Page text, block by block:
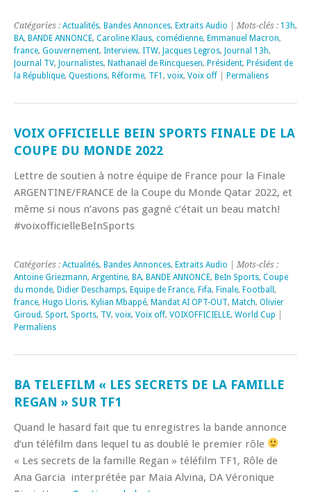
Catégories : Actualités, Bandes Annonces, Extraits Audio | Mots-clés : 13h,
BA, BANDE ANNONCE, Caroline Klaus, comédienne, Emmanuel Macron,
france, Gouvernement, Interview, ITW, Jacques Legros, Journal 13h,
Journal TV, Journalistes, Nathanaël de Rincquesen, Président, Président de
la République, Questions, Réforme, TF1 , voix, Voix off Permaliens
VOIX OFFICIELLE BEIN SPORTS FINALE DE LA
COUPE DU MONDE 2022
Lettre de soutien à notre équipe de France pour la Finale
ARGENTINE/FRANCE de la Coupe du Monde Qatar 2022, et
même si nous n’avons pas gagné c’était un beau match!
#voixofficielleBeInSports
Catégories : Actualités, Bandes Annonces, Extraits Audio | Mots-clés :
Antoine Griezmann, Argentine, BA, BANDE ANNONCE, BeIn Sports, Coupe
du monde, Didier Deschamps, Equipe de France, Fifa, Finale, Football ,
france, Hugo Lloris, Kylian Mbappé, Mandat AI OPT-OUT, Match, Olivier
Giroud, Sport, Sports, TV, voix, Voix off, VOIXOFFICIELLE, World Cup
Permaliens
BA TELEFILM « LES SECRETS DE LA FAMILLE
REGAN » SUR TF1
Quand le hasard fait que tu enregistres la bande annonce
d’un téléfilm dans lequel tu as doublé le premier rôle
« Les secrets de la famille Regan » téléfilm TF1, Rôle de
Ana Garcia interprétée par Maia Alvina, DA Véronique